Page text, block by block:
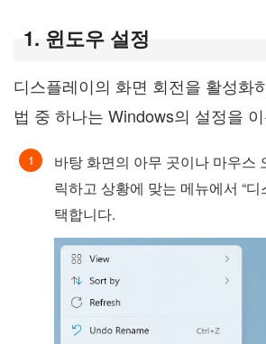
1. 윈도우 설정
디스플레이의 화면 회전을 활성화
법 중 하나는 Windows의 설정을
바탕 화면의 아무 곳이나 마우스
릭하고 상황에 맞는 메뉴에서 “디
택합니다.